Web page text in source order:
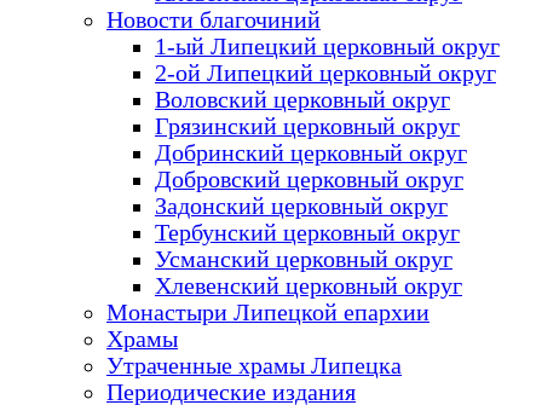
Новости благочиний
1-ый Липецкий церковный округ
2-ой Липецкий церковный округ
Воловский церковный округ
Грязинский церковный округ
Добринский церковный округ
Добровский церковный округ
Задонский церковный округ
Тербунский церковный округ
Усманский церковный округ
Хлевенский церковный округ
Монастыри Липецкой епархии
Храмы
Утраченные храмы Липецка
Периодические издания